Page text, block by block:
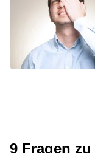
9 Fragen zu